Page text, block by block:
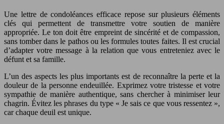
Une lettre de condoléances efficace repose sur plusieurs éléments
clés qui permettent de transmettre votre soutien de manière
appropriée. Le ton doit être empreint de sincérité et de compassion,
sans tomber dans le pathos ou les formules toutes faites. Il est crucial
d’adapter votre message à la relation que vous entreteniez avec le
défunt et sa famille.
L’un des aspects les plus importants est de reconnaître la perte et la
douleur de la personne endeuillée. Exprimez votre tristesse et votre
sympathie de manière authentique, sans chercher à minimiser leur
chagrin. Évitez les phrases du type « Je sais ce que vous ressentez »,
car chaque deuil est unique.